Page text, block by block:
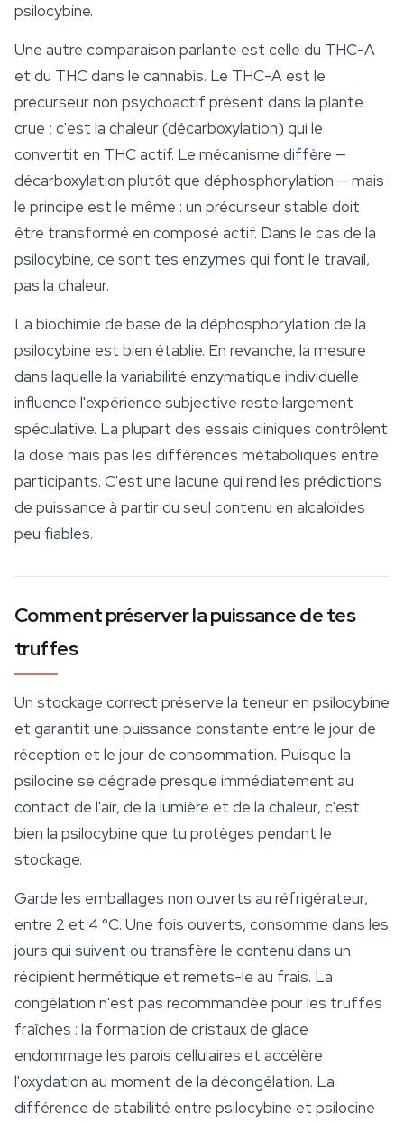
psilocybine.
Une autre comparaison parlante est celle du THC-A
et du THC dans le cannabis. Le THC-A est le
précurseur non psychoactif présent dans la plante
crue ; c'est la chaleur (décarboxylation) qui le
convertit en THC actif. Le mécanisme diffère —
décarboxylation plutôt que déphosphorylation — mais
le principe est le même : un précurseur stable doit
être transformé en composé actif. Dans le cas de la
psilocybine, ce sont tes enzymes qui font le travail,
pas la chaleur.
La biochimie de base de la déphosphorylation de la
psilocybine est bien établie. En revanche, la mesure
dans laquelle la variabilité enzymatique individuelle
influence l'expérience subjective reste largement
spéculative. La plupart des essais cliniques contrôlent
la dose mais pas les différences métaboliques entre
participants. C'est une lacune qui rend les prédictions
de puissance à partir du seul contenu en alcaloïdes
peu fiables.
Comment préserver la puissance de tes
truffes
Un stockage correct préserve la teneur en psilocybine
et garantit une puissance constante entre le jour de
réception et le jour de consommation. Puisque la
psilocine se dégrade presque immédiatement au
contact de l'air, de la lumière et de la chaleur, c'est
bien la psilocybine que tu protèges pendant le
stockage.
Garde les emballages non ouverts au réfrigérateur,
entre 2 et 4 °C. Une fois ouverts, consomme dans les
jours qui suivent ou transfère le contenu dans un
récipient hermétique et remets-le au frais. La
congélation n'est pas recommandée pour les truffes
fraîches : la formation de cristaux de glace
endommage les parois cellulaires et accélère
l'oxydation au moment de la décongélation. La
différence de stabilité entre psilocybine et psilocine